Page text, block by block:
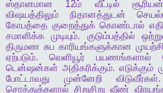
ஸ்தானமான 12ம் வீட்டில் சூரியன்
விஷயத்திலும்
நிதானத்துடன்
கோபத்தை குறைத்துக் கொண்டால்
சமாளிக்க
முடியும். குடும்பத்தில்
திருமண சுப காரியங்களுக்கான
ஏற்படும். வெளியூர் பயணங்களால்
டென்ஷன்கள் அதிகரிக்கும்.எடுக்கும்
போட்டாவது
முன்னேறி விடுவீர்கள்
சொத்துக்களால் சிறுசிறு வீண்